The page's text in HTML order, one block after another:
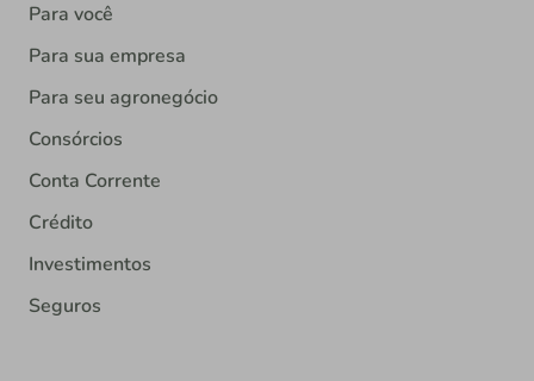
Para você
Para sua empresa
Para seu agronegócio
Consórcios
Conta Corrente
Crédito
Investimentos
Seguros